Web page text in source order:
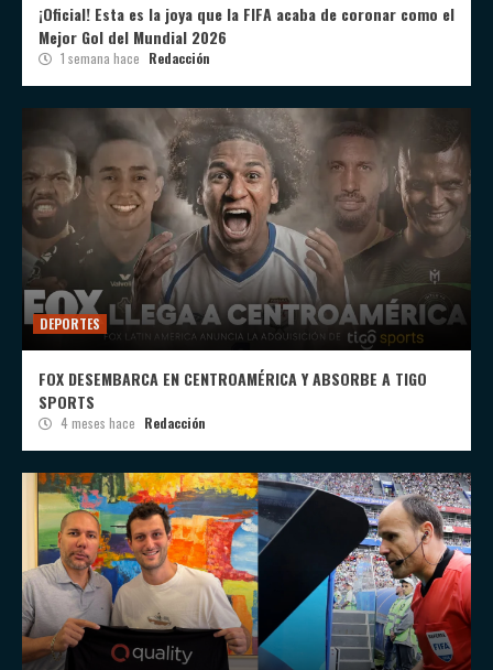
¡Oficial! Esta es la joya que la FIFA acaba de coronar como el
Mejor Gol del Mundial 2026
1 semana hace Redacción
DEPORTES
FOX DESEMBARCA EN CENTROAMÉRICA Y ABSORBE A TIGO
SPORTS
4 meses hace Redacción